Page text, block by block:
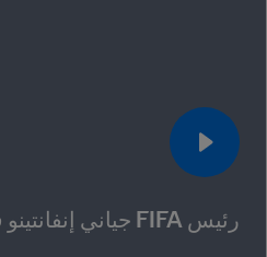
رئيس FIFA جياني إنفانتينو في زيارة إلى تاهيتي